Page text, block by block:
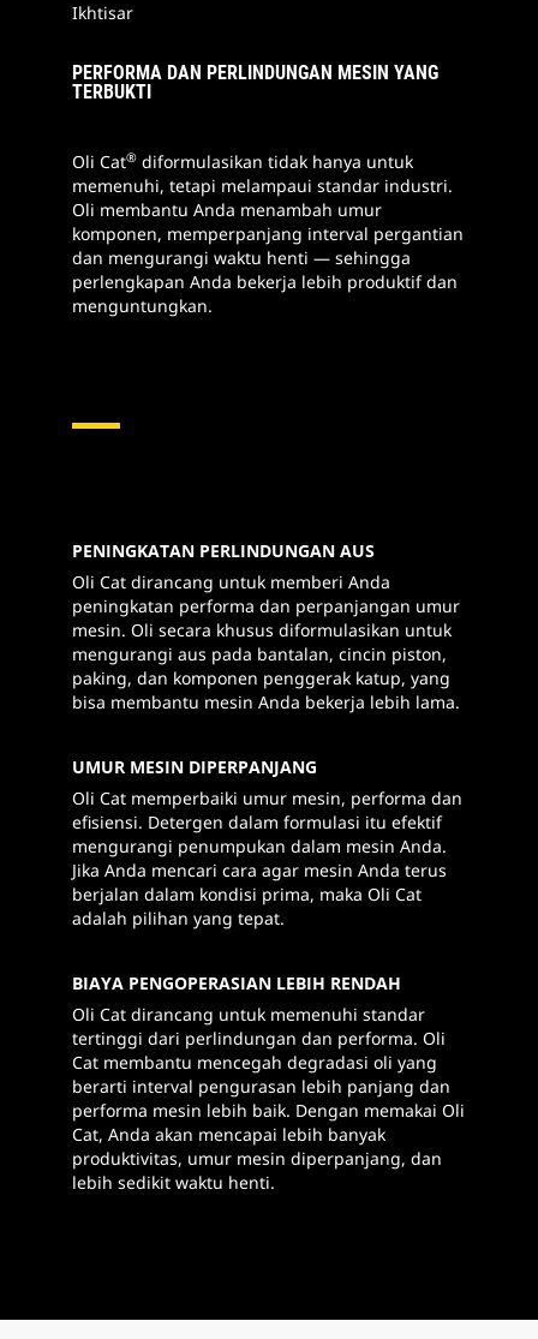
Ikhtisar
PERFORMA DAN PERLINDUNGAN MESIN YANG
TERBUKTI
Oli Cat® diformulasikan tidak hanya untuk
memenuhi, tetapi melampaui standar industri.
Oli membantu Anda menambah umur
komponen, memperpanjang interval pergantian
dan mengurangi waktu henti — sehingga
perlengkapan Anda bekerja lebih produktif dan
menguntungkan.
PENINGKATAN PERLINDUNGAN AUS
Oli Cat dirancang untuk memberi Anda
peningkatan performa dan perpanjangan umur
mesin. Oli secara khusus diformulasikan untuk
mengurangi aus pada bantalan, cincin piston,
paking, dan komponen penggerak katup, yang
bisa membantu mesin Anda bekerja lebih lama.
UMUR MESIN DIPERPANJANG
Oli Cat memperbaiki umur mesin, performa dan
efisiensi. Detergen dalam formulasi itu efektif
mengurangi penumpukan dalam mesin Anda.
Jika Anda mencari cara agar mesin Anda terus
berjalan dalam kondisi prima, maka Oli Cat
adalah pilihan yang tepat.
BIAYA PENGOPERASIAN LEBIH RENDAH
Oli Cat dirancang untuk memenuhi standar
tertinggi dari perlindungan dan performa. Oli
Cat membantu mencegah degradasi oli yang
berarti interval pengurasan lebih panjang dan
performa mesin lebih baik. Dengan memakai Oli
Cat, Anda akan mencapai lebih banyak
produktivitas, umur mesin diperpanjang, dan
lebih sedikit waktu henti.